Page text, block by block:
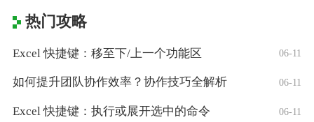
热门攻略
Excel 快捷键：移至下/上一个功能区 06-11
如何提升团队协作效率？协作技巧全解析 06-11
Excel 快捷键：执行或展开选中的命令 06-11